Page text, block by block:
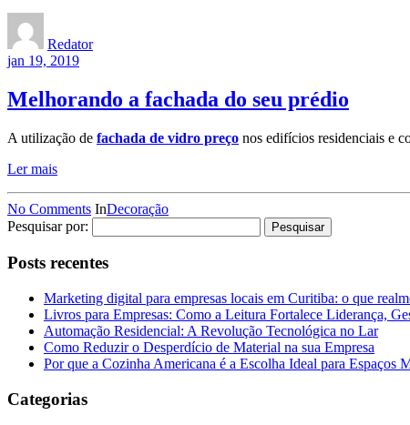
Redator
jan 19, 2019
Melhorando a fachada do seu prédio
A utilização de fachada de vidro preço nos edifícios residenciais e
Ler mais
No Comments InDecoração
Pesquisar por:
Posts recentes
Marketing digital para empresas locais em Curitiba: o que
Livros para Empresas: Como a Leitura Fortalece Liderança,
Automação Residencial: A Revolução Tecnológica no Lar
Como Reduzir o Desperdício de Material na sua Empresa
Por que a Cozinha Americana é a Escolha Ideal para Espaços
Categorias